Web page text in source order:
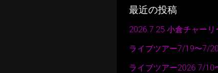
最近の投稿
2026.7.25 小倉チャーリ
ライブツアー7/19〜7/20
ライブツアー2026 7/10